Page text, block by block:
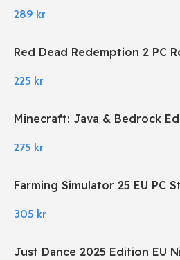
289 kr
Red Dead Redemption 2 PC
225 kr
Minecraft: Java & Bedrock
275 kr
Farming Simulator 25 EU PC
305 kr
Just Dance 2025 Edition EU